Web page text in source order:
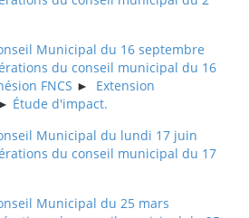
Municipal du 16 septembre
du conseil municipal du 16
FNCS ► Extension
Étude d'impact.
Municipal du lundi 17 juin
du conseil municipal du 17
Municipal du 25 mars